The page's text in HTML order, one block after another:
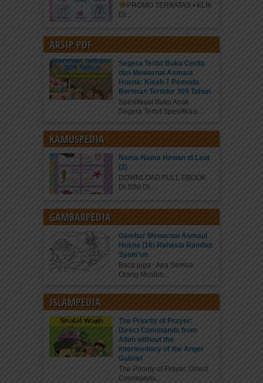
PROMO TERBATAS • KLIK
DI...
ARSIP PDF
Segera Terbit Buku Cerita
dan Mewarnai Asmaul
Husna: Kisah 7 Pemuda
Beriman Tertidur 309 Tahun
Spesifikasi Buku Anak
Segera Terbit Spesifikasi...
KAMUSPEDIA
Nama-Nama Hewan di Laut
(2)
DOWNLOAD FULL EBOOK
DI SINI DI...
GAMBARPEDIA
Gambar Mewarnai Asmaul
Husna (16) Rahasia Rambut
Syam’un
Baca juga: Apa Semua
Orang Muslim...
ISLAMPEDIA
The Priority of Prayer:
Direct Commands from
Allah without the
Intermediary of the Angel
Gabriel
The Priority of Prayer: Direct
Commands...